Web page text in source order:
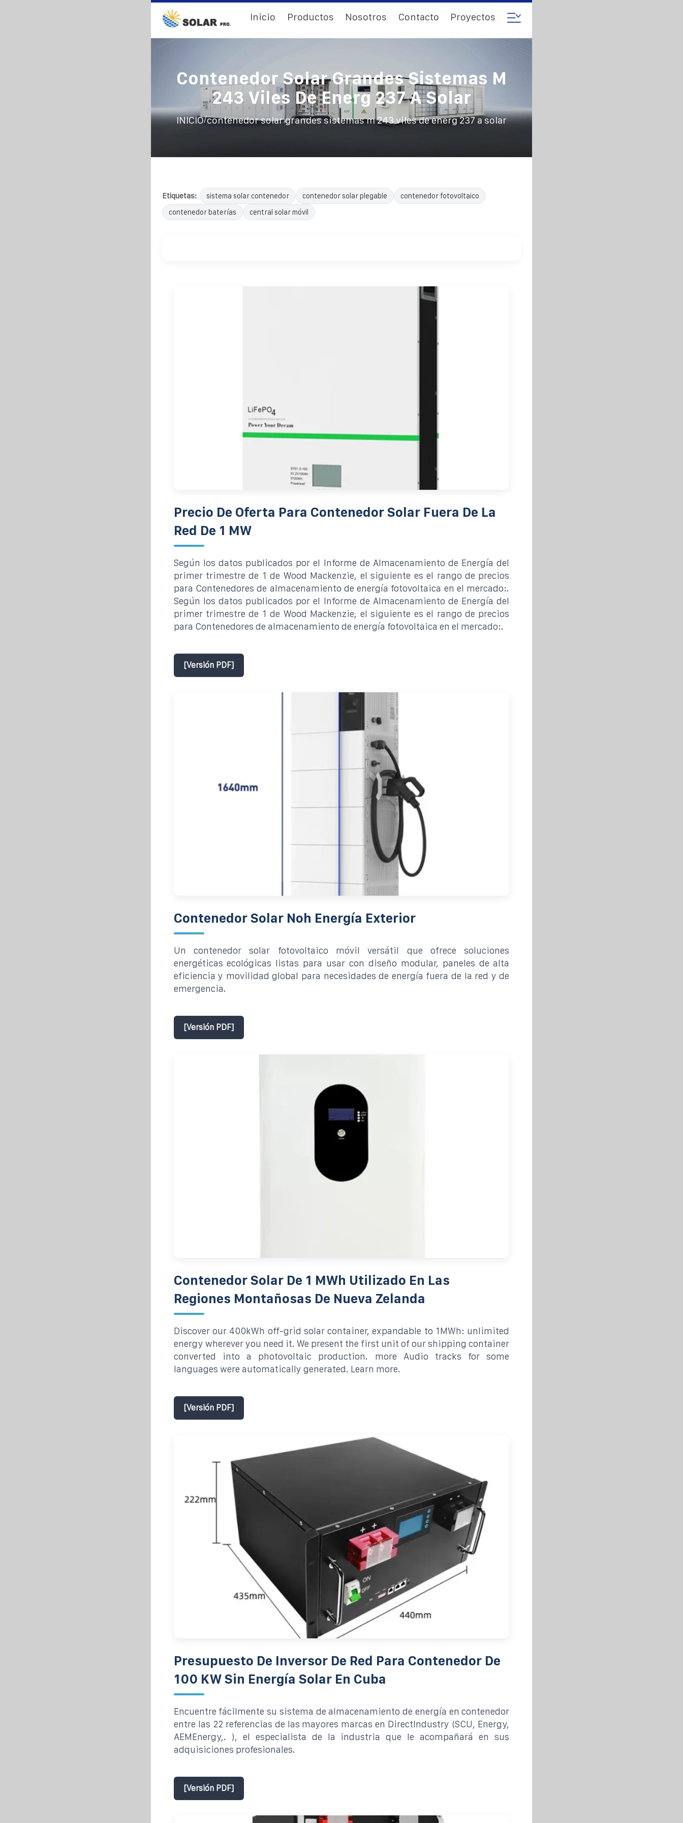
Inicio Productos Nosotros Contacto Proyectos
Contenedor Solar Grandes Sistemas M
243 Viles De Energ 237 A Solar
INICIO/contenedor solar grandes sistemas m 243 viles de energ 237 a solar
Etiquetas: sistema solar contenedor contenedor solar plegable
contenedor fotovoltaico
contenedor baterías
central solar móvil
Precio De Oferta Para Contenedor Solar Fuera De La
Red De 1 MW
Según los datos publicados por el Informe de Almacenamiento de Energía del
primer trimestre de 1 de Wood Mackenzie, el siguiente es el rango de precios
para Contenedores de almacenamiento de energía fotovoltaica en el mercado:.
Según los datos publicados por el Informe de Almacenamiento de Energía del
primer trimestre de 1 de Wood Mackenzie, el siguiente es el rango de precios
para Contenedores de almacenamiento de energía fotovoltaica en el mercado:.
[Versión PDF]
Contenedor Solar Noh Energía Exterior
Un contenedor solar fotovoltaico móvil versátil que ofrece soluciones
energéticas ecológicas listas para usar con diseño modular, paneles de alta
eficiencia y movilidad global para necesidades de energía fuera de la red y de
emergencia.
[Versión PDF]
Contenedor Solar De 1 MWh Utilizado En Las
Regiones Montañosas De Nueva Zelanda
Discover our 400kWh off-grid solar container, expandable to 1MWh: unlimited
energy wherever you need it. We present the first unit of our shipping container
converted into a photovoltaic production. more Audio tracks for some
languages were automatically generated. Learn more.
[Versión PDF]
Presupuesto De Inversor De Red Para Contenedor De
100 KW Sin Energía Solar En Cuba
Encuentre fácilmente su sistema de almacenamiento de energía en contenedor
entre las 22 referencias de las mayores marcas en DirectIndustry (SCU, Energy,
AEMEnergy,. ), el especialista de la industria que le acompañará en sus
adquisiciones profesionales.
[Versión PDF]